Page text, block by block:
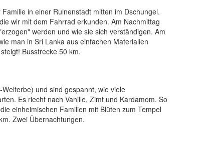
in einer Ruinenstadt mitten im Dschungel.
wir mit dem Fahrrad erkunden. Am Nachmittag
werden und wie sie sich verständigen. Am
man in Sri Lanka aus einfachen Materialien
Busstrecke 50 km.
und sind gespannt, wie viele
Es riecht nach Vanille, Zimt und Kardamom. So
einheimischen Familien mit Blüten zum Tempel
Zwei Übernachtungen.